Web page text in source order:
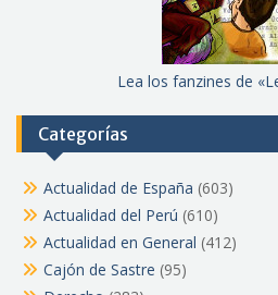
Lea los fanzines de
Categorías
Actualidad de España (603)
Actualidad del Perú (610)
Actualidad en General (412)
Cajón de Sastre (95)